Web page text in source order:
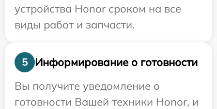
устройства Honor сроком на все
виды работ и запчасти.
5
Информирование о готовности
Вы получите уведомление о
готовности Вашей техники Honor, и